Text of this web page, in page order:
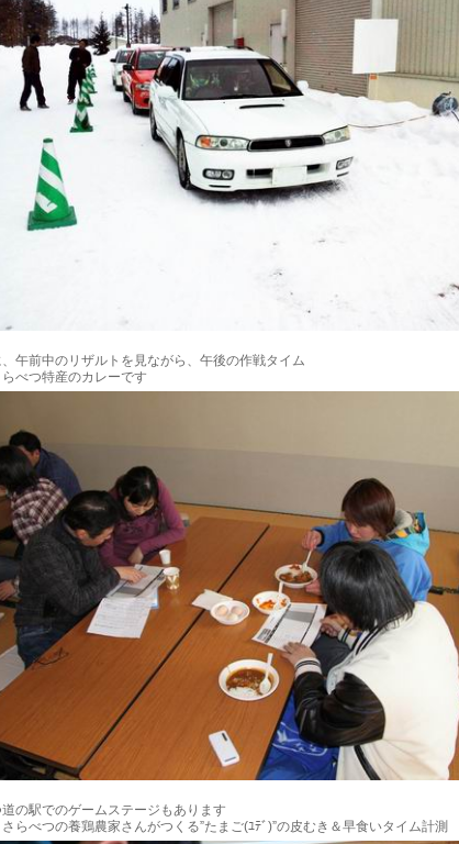
午前中のリザルトを見ながら、午後の作戦タイム
べつ特産のカレーです
の駅でのゲームステージもあります
らべつの養鶏農家さんがつくる”たまご(ﾕﾃﾞ)”の皮むき＆早食いタイム計測